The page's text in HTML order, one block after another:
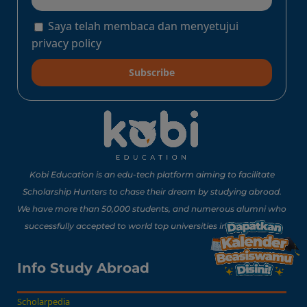
Edukatif ke Jepang!
10 Lomba Jurusan
Matematika untuk
Portofolio Anak SMA
Buat Study Abroad Yang
8 Lomba Jurusan
Psikologi untuk
Portofolio Anak SMA
Buat Persiapan Study
Baca Sekarang!
Saya telah membaca dan menyetujui
privacy policy
Subscribe
Kobi Education is an edu-tech platform aiming to facilitate
Scholarship Hunters to chase their dream by studying abroad.
We have more than 50,000 students, and numerous alumni who
successfully accepted to world top universities in 15 countries.
Info Study Abroad
Scholarpedia